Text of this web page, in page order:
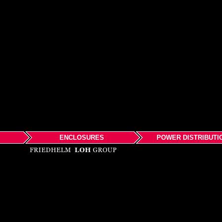
ENCLOSURES POWER